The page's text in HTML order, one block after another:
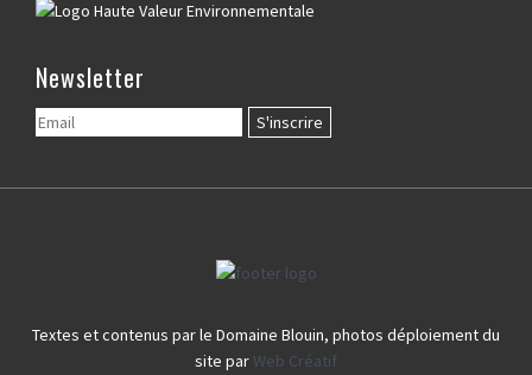
Newsletter
Textes et contenus par le Domaine Blouin, photos déploiement du
site parWeb Créatif